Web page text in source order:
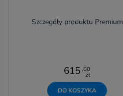
Szczegóły produktu Premium
615 ,00
zł
DO KOSZYKA